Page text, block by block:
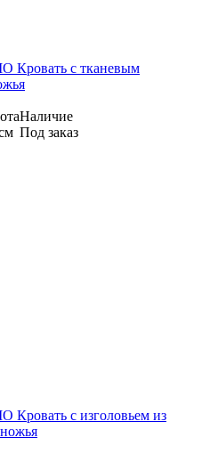
Кровать с тканевым
Наличие
Под заказ
с изголовьем из